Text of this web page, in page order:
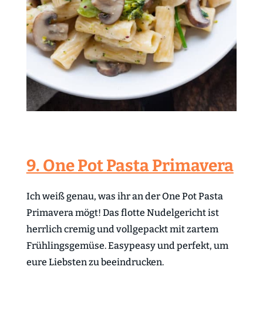
9. One Pot Pasta Primavera
Ich weiß genau, was ihr an der One Pot Pasta
Primavera mögt! Das flotte Nudelgericht ist
herrlich cremig und vollgepackt mit zartem
Frühlingsgemüse. Easypeasy und perfekt, um
eure Liebsten zu beeindrucken.